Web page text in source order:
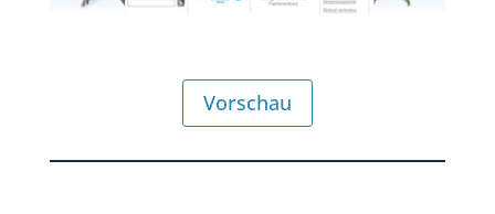
Vorschau